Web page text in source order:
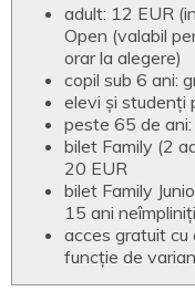
adult: 12 EUR
Open (valabil
orar la alegere)
copil sub 6 ani:
elevi și studenți
peste 65 de ani:
bilet Family (2
20 EUR
bilet Family
15 ani
acces gratuit cu
funcție de